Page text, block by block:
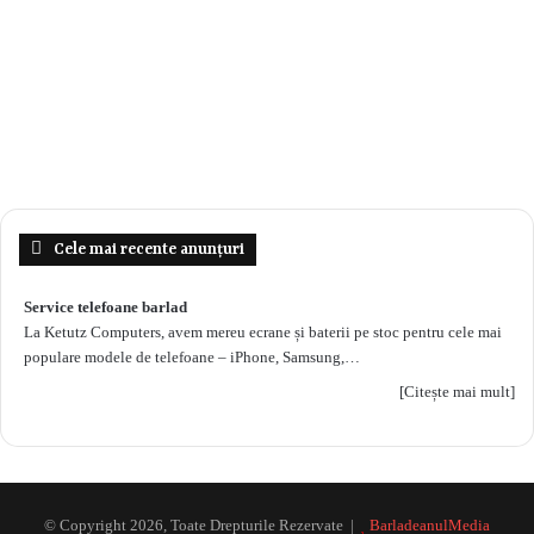
Cele mai recente anunțuri
Service telefoane barlad
La Ketutz Computers, avem mereu ecrane și baterii pe stoc pentru cele mai
populare modele de telefoane – iPhone, Samsung,…
[Citește mai mult]
© Copyright 2026, Toate Drepturile Rezervate | BarladeanulMedia